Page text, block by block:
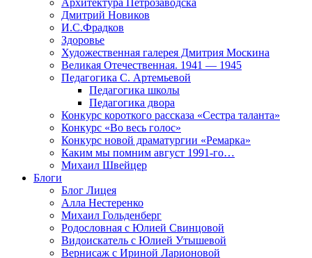
Архитектура Петрозаводска
Дмитрий Новиков
И.С.Фрадков
Здоровье
Художественная галерея Дмитрия Москина
Великая Отечественная. 1941 — 1945
Педагогика С. Артемьевой
Педагогика школы
Педагогика двора
Конкурс короткого рассказа «Сестра таланта»
Конкурс «Во весь голос»
Конкурс новой драматургии «Ремарка»
Каким мы помним август 1991-го…
Михаил Швейцер
Блоги
Блог Лицея
Алла Нестеренко
Михаил Гольденберг
Родословная с Юлией Свинцовой
Видоискатель с Юлией Утышевой
Вернисаж с Ириной Ларионовой